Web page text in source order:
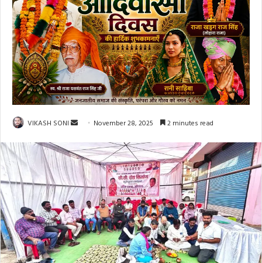
VIKASH SONI
Send
email
November 28, 2025 2 minutes read